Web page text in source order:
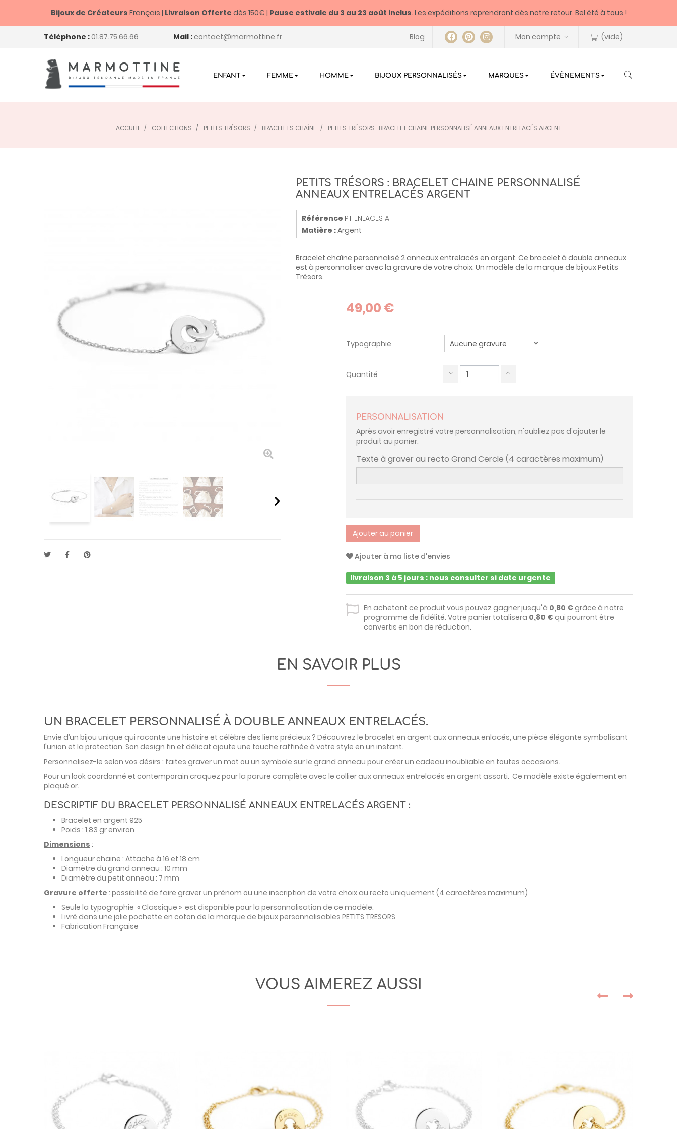
Bijoux de Créateurs Français | Livraison Offerte dès 150€ | Pause estivale du 3 au 23 août inclus. Les expéditions reprendront dès notre retour. Bel été à tous !
Téléphone :01.87.75.66.66 Mail : contact@marmottine.fr Blog Mon compte (vide)
ENFANT FEMME HOMME BIJOUX PERSONNALISÉS MARQUES ÉVÈNEMENTS
ACCUEIL COLLECTIONS PETITS TRÉSORS BRACELETS CHAÎNE PETITS TRÉSORS : BRACELET CHAINE PERSONNALISÉ ANNEAUX ENTRELACÉS ARGENT
PETITS TRÉSORS : BRACELET CHAINE PERSONNALISÉ
ANNEAUX ENTRELACÉS ARGENT
Référence PT ENLACES A
Matière :Argent
Bracelet chaîne personnalisé 2 anneaux entrelacés en argent. Ce bracelet à double anneaux
est à personnaliser avec la gravure de votre choix. Un modèle de la marque de bijoux Petits
Trésors.
49,00 €
Typographie
Quantité
PERSONNALISATION
Après avoir enregistré votre personnalisation, n'oubliez pas d'ajouter le
produit au panier.
Texte à graver au recto Grand Cercle (4 caractères maximum)
Ajouter au panier
Ajouter à ma liste d'envies
livraison 3 à 5 jours : nous consulter si date urgente
En achetant ce produit vous pouvez gagner jusqu'à 0,80 €grâce à notre
programme de fidélité. Votre panier totalisera 0,80 €qui pourront être
convertis en bon de réduction.
EN SAVOIR PLUS
UN BRACELET PERSONNALISÉ À DOUBLE ANNEAUX ENTRELACÉS.
Envie d’un bijou unique qui raconte une histoire et célèbre des liens précieux ? Découvrez le bracelet en argent aux anneaux enlacés, une pièce élégante symbolisant
l'union et la protection. Son design fin et délicat ajoute une touche raffinée à votre style en un instant.
Personnalisez-le selon vos désirs : faites graver un mot ou un symbole sur le grand anneau pour créer un cadeau inoubliable en toutes occasions.
Pour un look coordonné et contemporain craquez pour la parure complète avec le collier aux anneaux entrelacés en argent assorti. Ce modèle existe également en
plaqué or.
DESCRIPTIF DU BRACELET PERSONNALISÉ ANNEAUX ENTRELACÉS ARGENT :
Bracelet en argent 925
Poids : 1,83 gr environ
Dimensions :
Longueur chaine : Attache à 16 et 18 cm
Diamètre du grand anneau : 10 mm
Diamètre du petit anneau : 7 mm
Gravure offerte : possibilité de faire graver un prénom ou une inscription de votre choix au recto uniquement (4 caractères maximum)
Seule la typographie « Classique » est disponible pour la personnalisation de ce modèle.
Livré dans une jolie pochette en coton de la marque de bijoux personnalisables PETITS TRESORS
Fabrication Française
VOUS AIMEREZ AUSSI